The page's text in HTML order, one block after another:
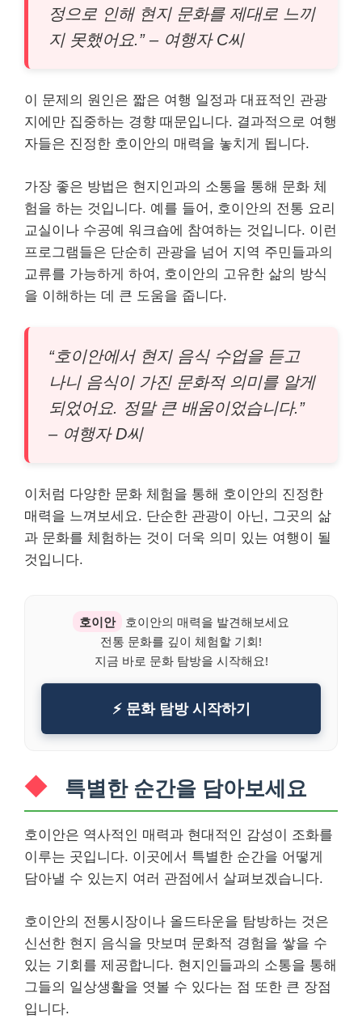
정으로 인해 현지 문화를 제대로 느끼
지 못했어요.” – 여행자 C씨
이 문제의 원인은 짧은 여행 일정과 대표적인 관광
지에만 집중하는 경향 때문입니다. 결과적으로 여행
자들은 진정한 호이안의 매력을 놓치게 됩니다.
가장 좋은 방법은 현지인과의 소통을 통해 문화 체
험을 하는 것입니다. 예를 들어, 호이안의 전통 요리
교실이나 수공예 워크숍에 참여하는 것입니다. 이런
프로그램들은 단순히 관광을 넘어 지역 주민들과의
교류를 가능하게 하여, 호이안의 고유한 삶의 방식
을 이해하는 데 큰 도움을 줍니다.
“호이안에서 현지 음식 수업을 듣고
나니 음식이 가진 문화적 의미를 알게
되었어요. 정말 큰 배움이었습니다.”
– 여행자 D씨
이처럼 다양한 문화 체험을 통해 호이안의 진정한
매력을 느껴보세요. 단순한 관광이 아닌, 그곳의 삶
과 문화를 체험하는 것이 더욱 의미 있는 여행이 될
것입니다.
호이안
호이안의 매력을 발견해보세요
전통 문화를 깊이 체험할 기회!
지금 바로 문화 탐방을 시작해요!
⚡ 문화 탐방 시작하기
특별한 순간을 담아보세요
호이안은 역사적인 매력과 현대적인 감성이 조화를
이루는 곳입니다. 이곳에서 특별한 순간을 어떻게
담아낼 수 있는지 여러 관점에서 살펴보겠습니다.
호이안의 전통시장이나 올드타운을 탐방하는 것은
신선한 현지 음식을 맛보며 문화적 경험을 쌓을 수
있는 기회를 제공합니다. 현지인들과의 소통을 통해
그들의 일상생활을 엿볼 수 있다는 점 또한 큰 장점
입니다.